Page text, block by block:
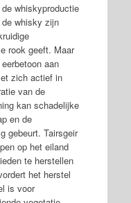
whiskyproductie
whisky zijn
rook geeft. Maar
aan
zich actief in
van de
kan schadelijke
en de
gebeurt. Tairsgeir
op het eiland
te herstellen
het herstel
is voor